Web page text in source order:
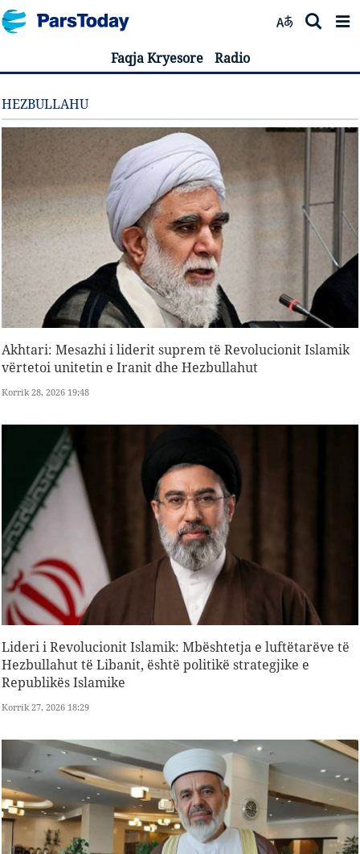
Faqja Kryesore Radio
HEZBULLAHU
Akhtari: Mesazhi i liderit suprem të Revolucionit Islamik
vërtetoi unitetin e Iranit dhe Hezbullahut
Korrik 28, 2026 19:48
Lideri i Revolucionit Islamik: Mbështetja e luftëtarëve të
Hezbullahut të Libanit, është politikë strategjike e
Republikës Islamike
Korrik 27, 2026 18:29